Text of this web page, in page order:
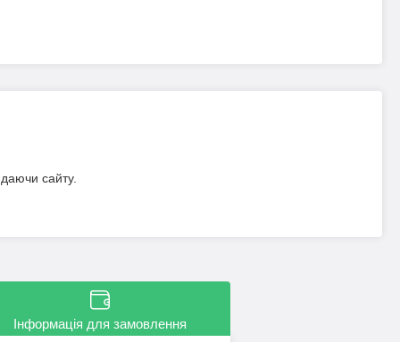
сайту.
Інформація для замовлення